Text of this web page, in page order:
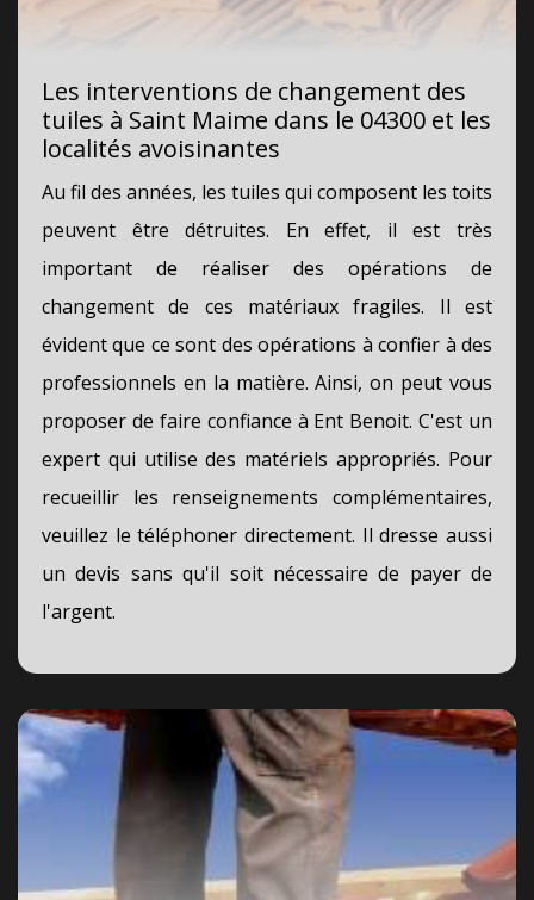
Les interventions de changement des
tuiles à Saint Maime dans le 04300 et les
localités avoisinantes
Au fil des années, les tuiles qui composent les toits
peuvent être détruites. En effet, il est très
important de réaliser des opérations de
changement de ces matériaux fragiles. Il est
évident que ce sont des opérations à confier à des
professionnels en la matière. Ainsi, on peut vous
proposer de faire confiance à Ent Benoit. C'est un
expert qui utilise des matériels appropriés. Pour
recueillir les renseignements complémentaires,
veuillez le téléphoner directement. Il dresse aussi
un devis sans qu'il soit nécessaire de payer de
l'argent.